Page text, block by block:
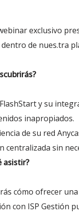
exclusivo
de nues.tra
y su
inapropiados.
de su red
centralizada sin
asistir?
cómo ofrecer
con ISP Gestión